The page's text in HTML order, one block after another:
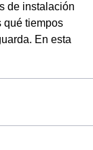
de instalación
qué tiempos
En esta